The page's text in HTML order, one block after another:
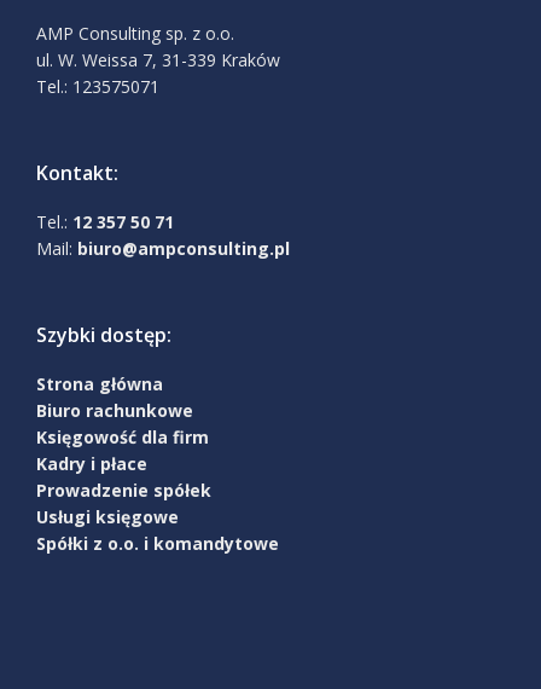
AMP Consulting sp. z o.o.
ul. W. Weissa 7, 31-339 Kraków
Tel.: 123575071
Kontakt:
Tel.: 12 357 50 71
Mail: biuro@ampconsulting.pl
Szybki dostęp:
Strona główna
Biuro rachunkowe
Księgowość dla firm
Kadry i płace
Prowadzenie spółek
Usługi księgowe
Spółki z o.o. i komandytowe